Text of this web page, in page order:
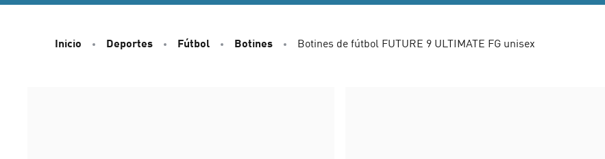
Inicio Deportes Fútbol Botines Botines de fútbol FUTURE 9 ULTIMATE FG unisex